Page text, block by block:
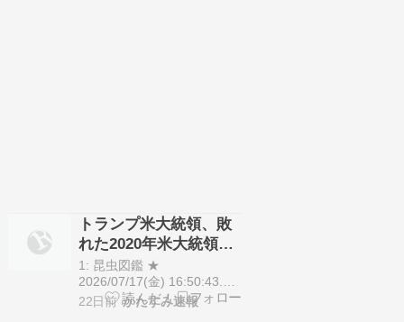
トランプ米大統領、敗
れた2020年米大統領選
挙について「中国が大
規模に介入し、選挙結
果に影響を与えようと
1: 昆虫図鑑 ★
2026/07/17(金) 16:50:43.19
ID:IBn2wtfM ドナルド・トラ
22日前 かたすみ速報